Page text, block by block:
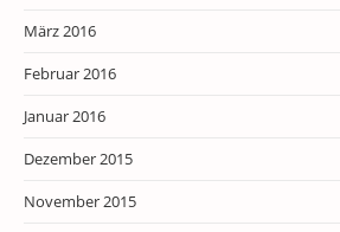
März 2016
Februar 2016
Januar 2016
Dezember 2015
November 2015